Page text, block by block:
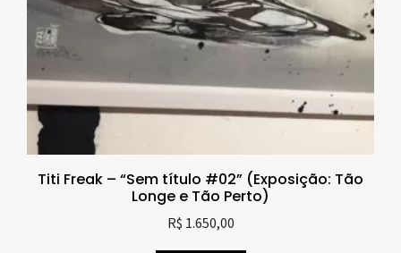
Titi Freak – “Sem título #02” (Exposição: Tão
Longe e Tão Perto)
R$ 1.650,00